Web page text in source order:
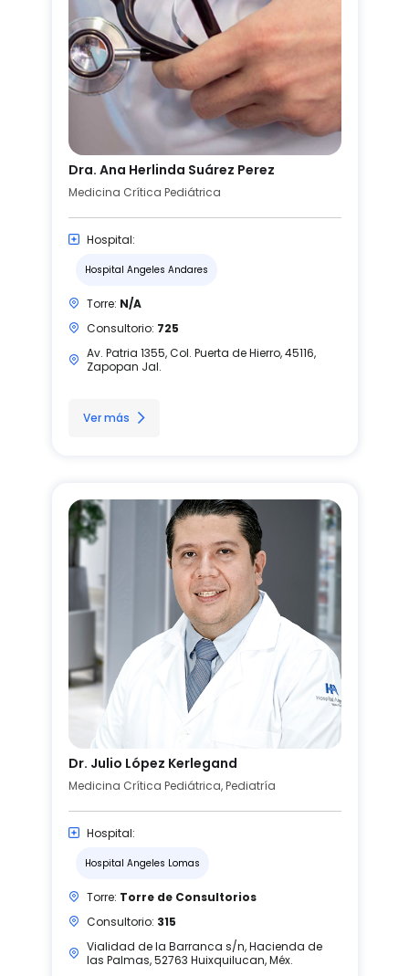
Dra. Ana Herlinda Suárez Perez
Medicina Crítica Pediátrica
Hospital:
Hospital Angeles Andares
Torre: N/A
Consultorio: 725
Av. Patria 1355, Col. Puerta de Hierro, 45116,
Zapopan Jal.
Ver más
Dr. Julio López Kerlegand
Medicina Crítica Pediátrica, Pediatría
Hospital:
Hospital Angeles Lomas
Torre: Torre de Consultorios
Consultorio: 315
Vialidad de la Barranca s/n, Hacienda de
las Palmas, 52763 Huixquilucan, Méx.